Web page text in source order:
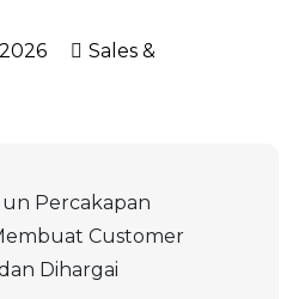
Sales &
Percakapan
Customer
Dihargai